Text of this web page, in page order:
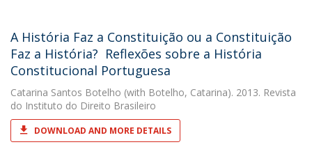
A História Faz a Constituição ou a Constituição
Faz a História?  Reflexões sobre a História
Constitucional Portuguesa
Catarina Santos Botelho (with Botelho, Catarina). 2013. Revista
do Instituto do Direito Brasileiro
DOWNLOAD AND MORE DETAILS